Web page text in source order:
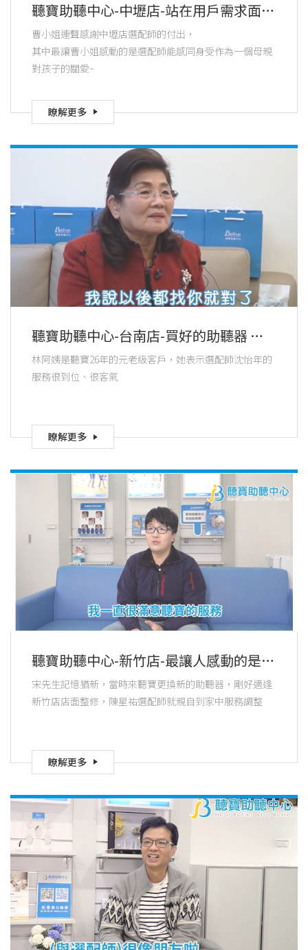
聽寶助聽中心-中壢店-站在用戶需求面考
量的選配師，有溫度感的聽寶助聽中心
曹小姐連聲感謝中壢店選配師的付出，
其中最讓曹小姐感動的是選配師能感同身受作為一個母親
對孩子的關愛~
瞭解更多
聽寶助聽中心-台南店-買好的助聽器 更
要有好的選配師 而聽寶都通通有
林阿姨是聽寶26年的元老級客戶，她表示選配師沈怡年的
服務很到位、很客氣
瞭解更多
聽寶助聽中心-新竹店-最讓人感動的是
聽寶助聽器的選配師永遠把客戶放在第
一位
宋先生記憶猶新，當時來聽寶更換新的助聽器，剛好適逢
新竹店店面整修，陳星祐選配師就親自到家中服務調整
瞭解更多